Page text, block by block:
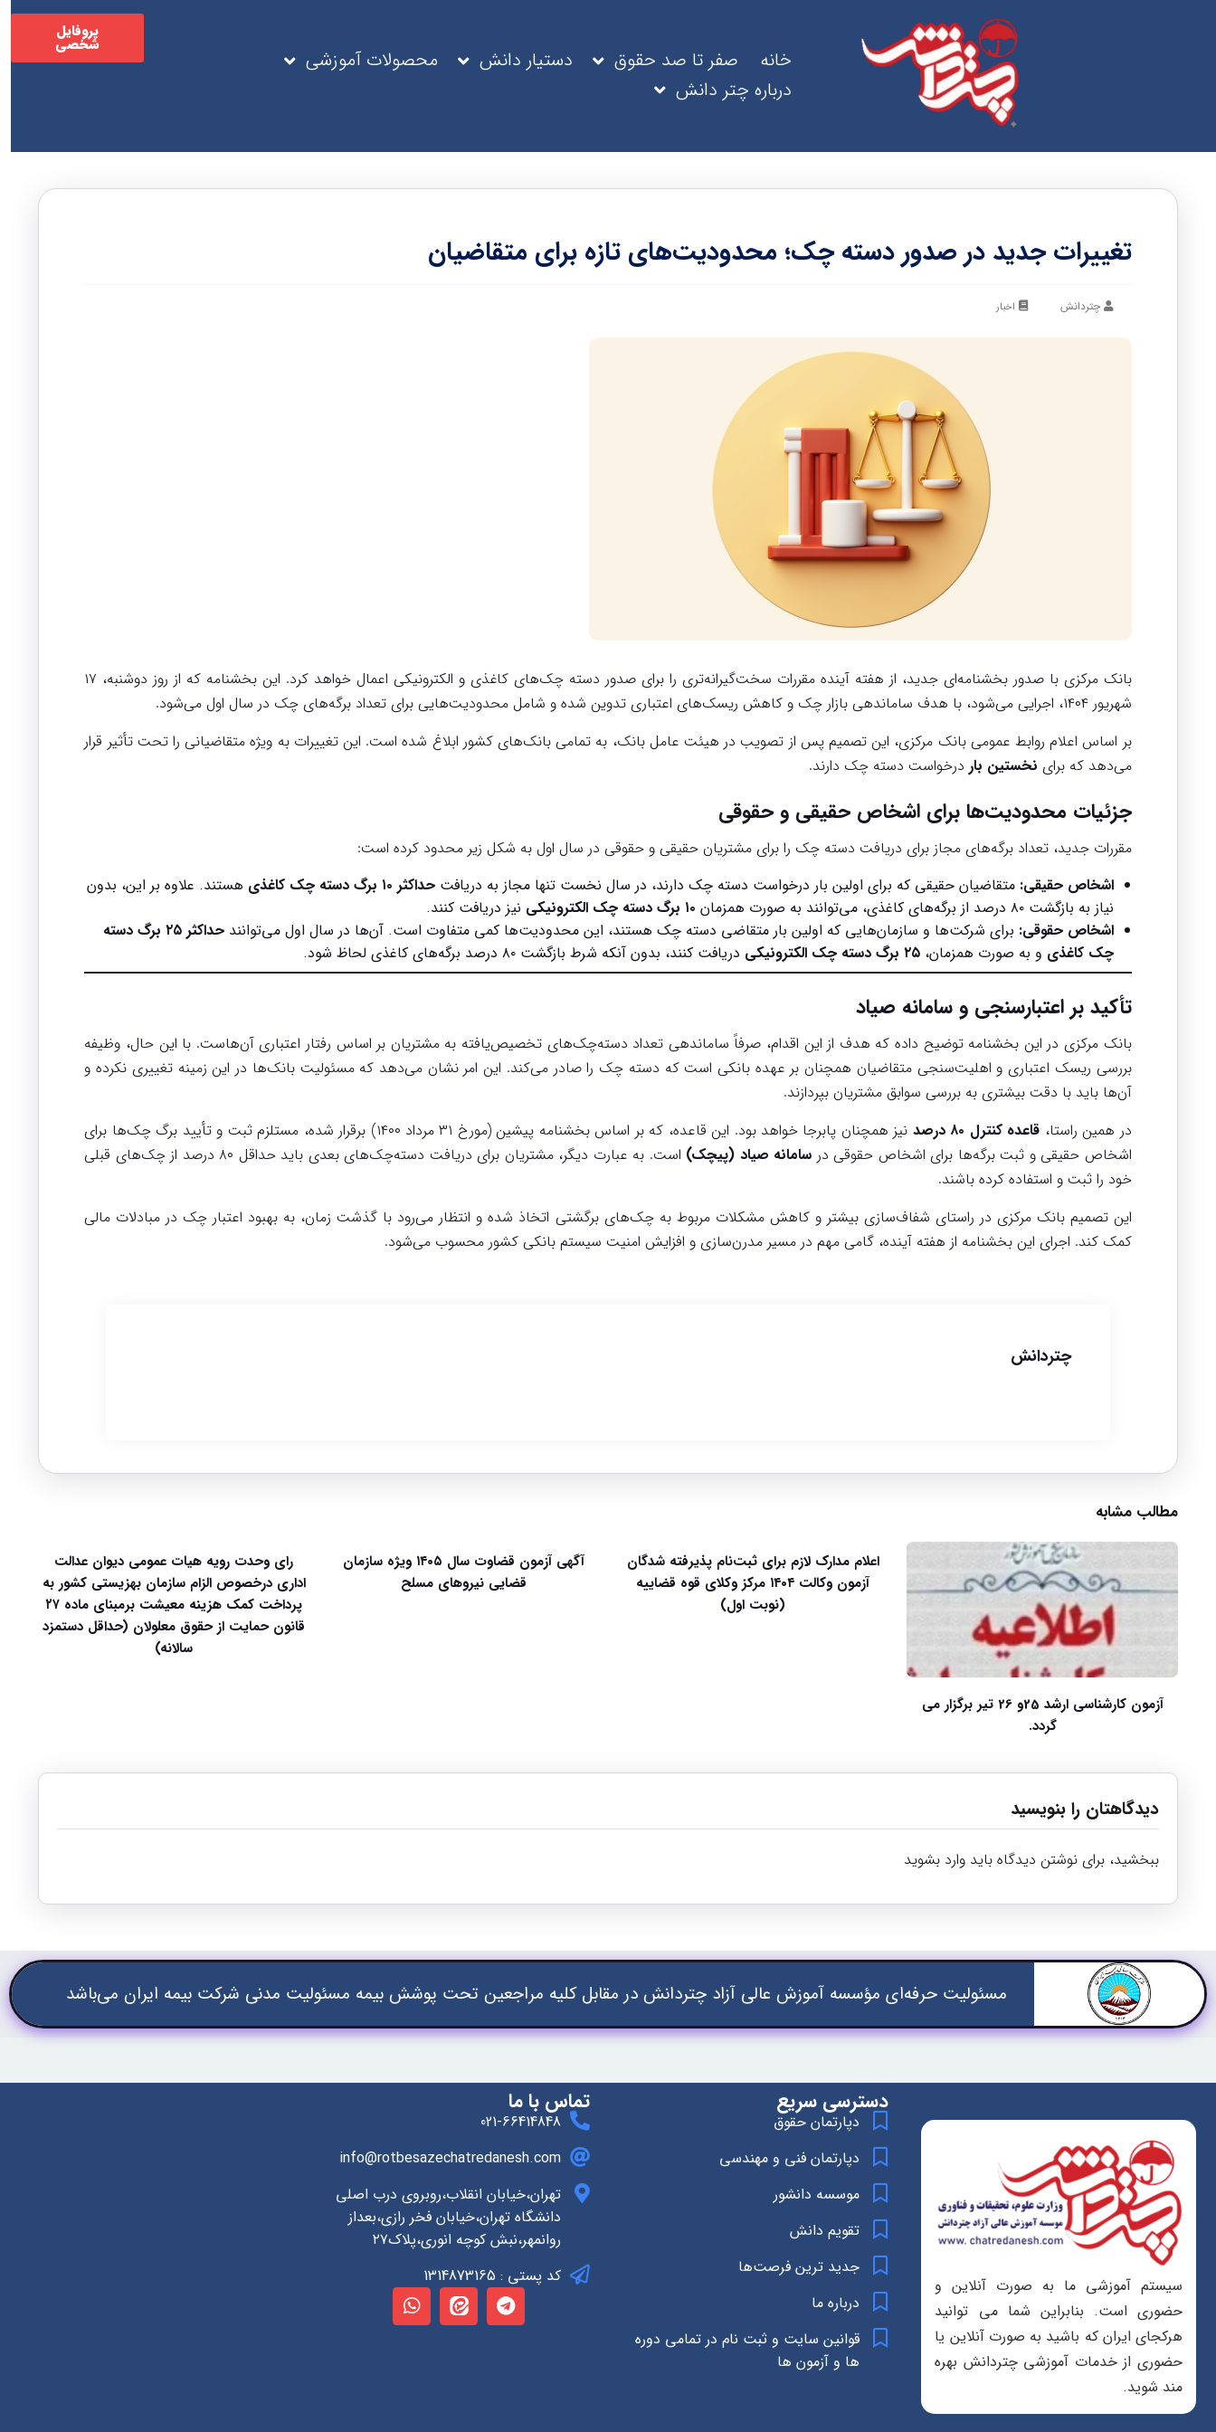
خانه صفر تا صد حقوق دستیار دانش
محصولات آموزشی
درباره چتر دانش
پروفایل
شخصی
تغییرات جدید در صدور دسته چک؛ محدودیت‌های تازه برای متقاضیان
چتردانش اخبار
بانک مرکزی با صدور بخشنامه‌ای جدید، از هفته آینده مقررات سخت‌گیرانه‌تری را برای صدور دسته چک‌های کاغذی و الکترونیکی اعمال خواهد کرد. این بخشنامه که از روز دوشنبه، ۱۷
شهریور ۱۴۰۴، اجرایی می‌شود، با هدف ساماندهی بازار چک و کاهش ریسک‌های اعتباری تدوین شده و شامل محدودیت‌هایی برای تعداد برگه‌های چک در سال اول می‌شود.
بر اساس اعلام روابط عمومی بانک مرکزی، این تصمیم پس از تصویب در هیئت عامل بانک، به تمامی بانک‌های کشور ابلاغ شده است. این تغییرات به ویژه متقاضیانی را تحت تأثیر قرار
می‌دهد که برای نخستین بار درخواست دسته چک دارند.
جزئیات محدودیت‌ها برای اشخاص حقیقی و حقوقی
مقررات جدید، تعداد برگه‌های مجاز برای دریافت دسته چک را برای مشتریان حقیقی و حقوقی در سال اول به شکل زیر محدود کرده است:
اشخاص حقیقی: متقاضیان حقیقی که برای اولین بار درخواست دسته چک دارند، در سال نخست تنها مجاز به دریافتحداکثر ۱۰ برگ دسته چک کاغذی
هستند. علاوه بر این، بدون
نیاز به بازگشت ۸۰ درصد از برگه‌های کاغذی، می‌توانند به صورت همزمان
۱۰ برگ دسته چک الکترونیکی
نیز دریافت کنند.
اشخاص حقوقی: برای شرکت‌ها و سازمان‌هایی که اولین بار متقاضی دسته چک هستند، این محدودیت‌ها کمی متفاوت است. آن‌ها در سال اول می‌توانند
حداکثر ۲۵ برگ دسته
چک کاغذی و به صورت همزمان،۲۵ برگ دسته چک الکترونیکی دریافت کنند، بدون آنکه شرط بازگشت ۸۰ درصد برگه‌های کاغذی لحاظ شود.
تأکید بر اعتبارسنجی و سامانه صیاد
بانک مرکزی در این بخشنامه توضیح داده که هدف از این اقدام، صرفاً ساماندهی تعداد دسته‌چک‌های تخصیص‌یافته به مشتریان بر اساس رفتار اعتباری آن‌هاست. با این حال، وظیفه
بررسی ریسک اعتباری و اهلیت‌سنجی متقاضیان همچنان بر عهده بانکی است که دسته چک را صادر می‌کند. این امر نشان می‌دهد که مسئولیت بانک‌ها در این زمینه تغییری نکرده و
آن‌ها باید با دقت بیشتری به بررسی سوابق مشتریان بپردازند.
در همین راستا، قاعده کنترل ۸۰ درصد
نیز همچنان پابرجا خواهد بود. این قاعده، که بر اساس بخشنامه پیشین (مورخ ۳۱ مرداد ۱۴۰۰) برقرار شده، مستلزم ثبت و تأیید برگ چک‌ها برای
اشخاص حقیقی و ثبت برگه‌ها برای اشخاص حقوقی در سامانه صیاد (پیچک)
است. به عبارت دیگر، مشتریان برای دریافت دسته‌چک‌های بعدی باید حداقل ۸۰ درصد از چک‌های قبلی
خود را ثبت و استفاده کرده باشند.
این تصمیم بانک مرکزی در راستای شفاف‌سازی بیشتر و کاهش مشکلات مربوط به چک‌های برگشتی اتخاذ شده و انتظار می‌رود با گذشت زمان، به بهبود اعتبار چک در مبادلات مالی
کمک کند. اجرای این بخشنامه از هفته آینده، گامی مهم در مسیر مدرن‌سازی و افزایش امنیت سیستم بانکی کشور محسوب می‌شود.
چتردانش
مطالب مشابه
آزمون کارشناسی ارشد 25و 26 تیر برگزار می
گردد.
اعلام مدارک لازم برای ثبت‌نام پذیرفته شدگان
آزمون وکالت ۱۴۰۴ مرکز وکلای قوه قضاییه
(نوبت اول)
آگهی آزمون قضاوت سال ۱۴۰۵ ویژه سازمان
قضایی نیروهای مسلح
رای وحدت رویه هیات عمومی دیوان عدالت
اداری درخصوص الزام سازمان بهزیستی کشور به
پرداخت کمک هزینه معیشت برمبنای ماده ۲۷
قانون حمایت از حقوق معلولان (حداقل دستمزد
سالانه)
دیدگاهتان را بنویسید
ببخشید، برای نوشتن دیدگاه باید وارد بشوید
مسئولیت حرفه‌ای مؤسسه آموزش عالی آزاد چتردانش در مقابل کلیه مراجعین تحت پوشش بیمه مسئولیت مدنی شرکت بیمه ایران می‌باشد
سیستم آموزشی ما به صورت آنلاین و
حضوری است. بنابراین شما می توانید
هرکجای ایران که باشید به صورت آنلاین یا
حضوری از خدمات آموزشی چتردانش بهره
مند شوید.
دسترسی سریع
دپارتمان حقوق
دپارتمان فنی و مهندسی
موسسه دانشور
تقویم دانش
جدید ترین فرصت‌ها
درباره ما
قوانین سایت و ثبت نام در تمامی دوره
ها و آزمون ها
تماس با ما
021-66414848
info@rotbesazechatredanesh.com
تهران،خیابان انقلاب،روبروی درب اصلی
دانشگاه تهران،خیابان فخر رازی،بعداز
روانمهر،نبش کوچه انوری،پلاک۲۷
کد پستی : 1314873165